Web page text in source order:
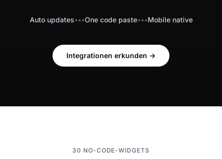
Auto updates•••One code paste•••Mobile native
Integrationen erkunden →
30 NO-CODE-WIDGETS